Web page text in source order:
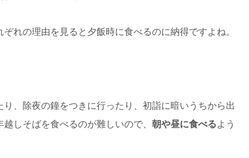
れの理由を見ると夕飯時に食べるのに納得ですよね。
、除夜の鐘をつきに行ったり、初詣に暗いうちから出
しそばを食べるのが難しいので、 朝や昼に食べるよう